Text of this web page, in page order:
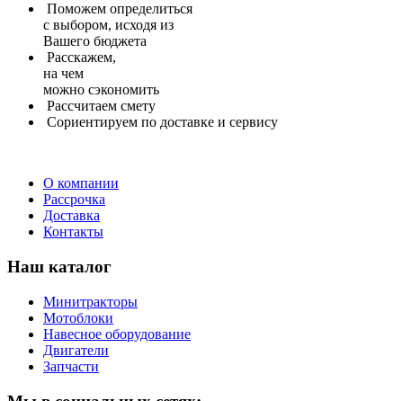
Поможем определиться
с выбором, исходя из
Вашего бюджета
Расскажем,
на чем
можно сэкономить
Рассчитаем смету
Сориентируем по доставке и сервису
О компании
Рассрочка
Доставка
Контакты
Наш каталог
Минитракторы
Мотоблоки
Навесное оборудование
Двигатели
Запчасти